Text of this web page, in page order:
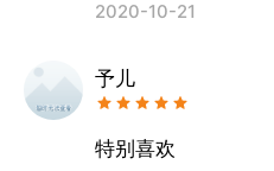
2020-10-21
予儿
特别喜欢